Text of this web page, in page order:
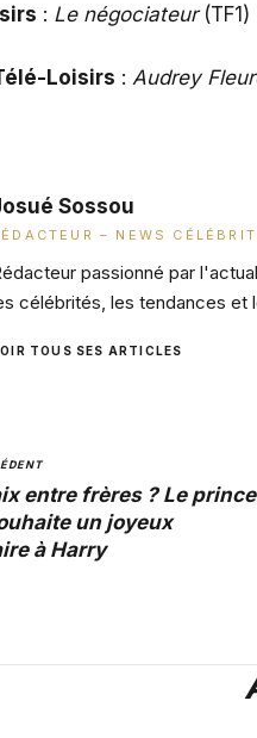
: Le négociateur(TF1)
Loisirs : Audrey
Sossou
– NEWS
passionné par
célébrités, les tendances et
TOUS SES ARTICLES
entre frères ? Le prince
un joyeux
à Harry